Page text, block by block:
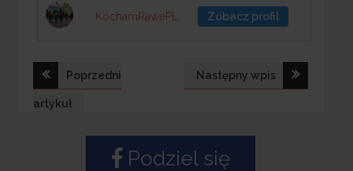
KochamRawePL Zobacz profil
Nawigacja
wpisu
Poprzedni
artykuł
Następny wpis
Podziel się